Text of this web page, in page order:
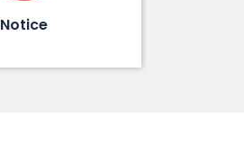
Notice